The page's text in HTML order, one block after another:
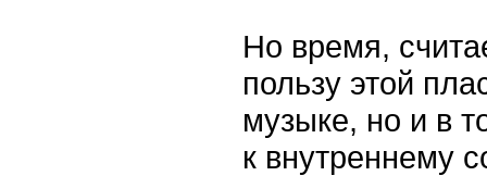
Но время,
пользу этой
музыке, но и в
к внутреннему